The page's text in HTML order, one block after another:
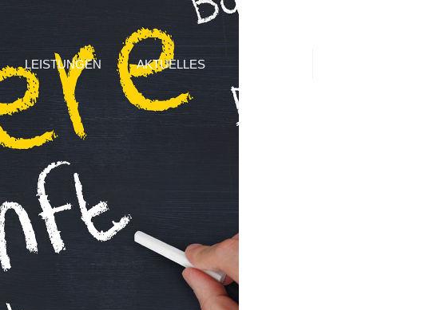
LEISTUNGEN
KONTRAKTLOGISTIK
MEHRWERTDIENSTLEISTUNG
TRANSPORTLOGISTIK
IT SERVICE
FAHRZEUGSERVICE
AKTUELLES
KONTAKT